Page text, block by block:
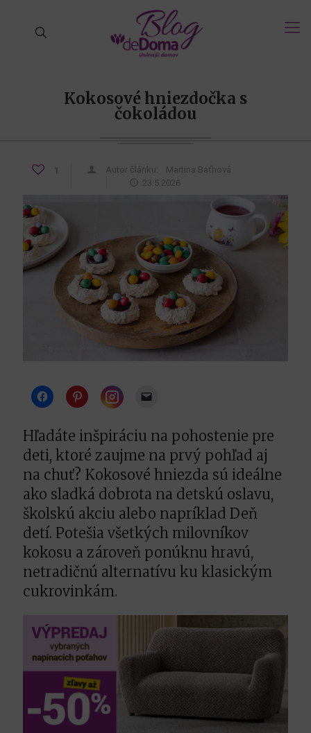
Kokosové hniezdočka s
čokoládou
1 Autor článku:
Martina Baťhová
23.5.2026
Instagram
Hľadáte inšpiráciu na pohostenie pre
deti, ktoré zaujme na prvý pohľad aj
na chuť? Kokosové hniezda sú ideálne
ako sladká dobrota na detskú oslavu,
školskú akciu alebo napríklad Deň
detí. Potešia všetkých milovníkov
kokosu a zároveň ponúknu hravú,
netradičnú alternatívu ku klasickým
cukrovinkám.